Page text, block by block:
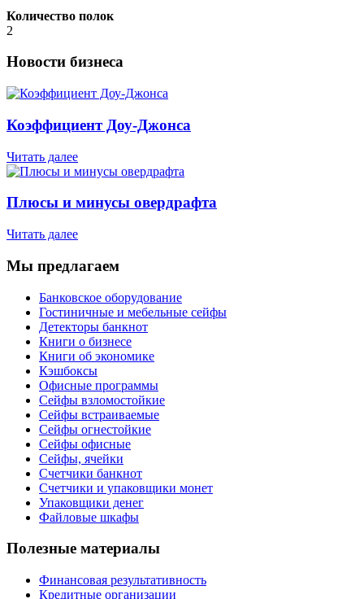
Количество полок
2
Новости бизнеса
Коэффициент Доу-Джонса
Читать далее
Плюсы и минусы овердрафта
Читать далее
Мы предлагаем
Банковское оборудование
Гостиничные и мебельные сейфы
Детекторы банкнот
Книги о бизнесе
Книги об экономике
Кэшбоксы
Офисные программы
Сейфы взломостойкие
Сейфы встраиваемые
Сейфы огнестойкие
Сейфы офисные
Сейфы, ячейки
Счетчики банкнот
Счетчики и упаковщики монет
Упаковщики денег
Файловые шкафы
Полезные материалы
Финансовая результативность
Кредитные организации